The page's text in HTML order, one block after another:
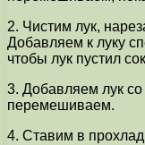
2. Чистим лук,
Добавляем к луку
чтобы лук пустил
3. Добавляем лук
перемешиваем.
4. Ставим в